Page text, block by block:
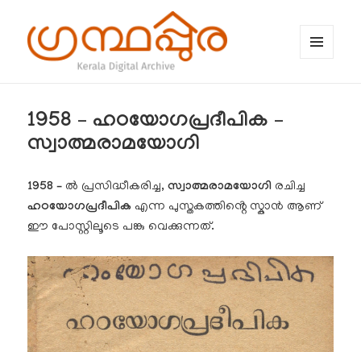
1958 – ഹഠയോഗപ്രദീപിക –
സ്വാത്മരാമയോഗി
1958 – ൽ പ്രസിദ്ധീകരിച്ച, സ്വാത്മരാമയോഗി രചിച്ച
ഹഠയോഗപ്രദീപിക എന്ന പുസ്തകത്തിൻ്റെ സ്കാൻ ആണ്
ഈ പോസ്റ്റിലൂടെ പങ്കു വെക്കുന്നത്.